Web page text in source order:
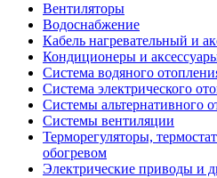
Вентиляторы
Водоснабжение
Кабель нагревательный и
Кондиционеры и
Система водяного
Система электрического
Системы альтернативного
Системы вентиляции
Терморегуляторы,
обогревом
Электрические приводы и